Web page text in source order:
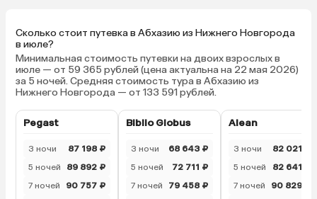
зубной щетки, все
шведский стол, вино
красное, но качество
очень хорошее.
отеля отличное, все,
находится рядом.
дружелюбная, очень
понравилось,
Сколько стоит путевка в Абхазию из Нижнего Новгорода
в июле?
Минимальная стоимость путевки на двоих взрослых в
июле — от 59 365 рублей (цена актуальна на 22 мая 2026)
за 5 ночей. Средняя стоимость тура в Абхазию из
Нижнего Новгорода — от 133 591 рублей.
Pegast
3 ночи
87 198 ₽
5 ночей
89 892 ₽
7 ночей
90 757 ₽
Biblio Globus
3 ночи
68 643 ₽
5 ночей
72 711 ₽
7 ночей
79 458 ₽
Alean
3 ночи
82 021 ₽
5 ночей
82 641 ₽
7 ночей
90 829 ₽